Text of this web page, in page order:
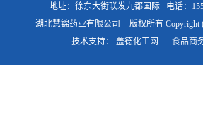
地址：徐东大街联发九都国际
电话：
湖北慧锦药业有限公司
版权所有 Copyright
技术支持： 盖德化工网 食品商